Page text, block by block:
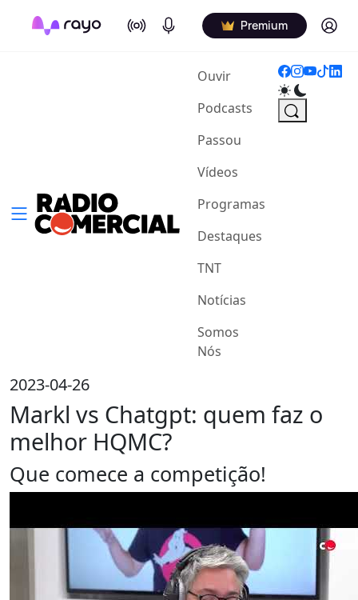
On Air Podcasts Premium Log in
Ouvir(current)
Podcasts
Passou
Vídeos
Programas
Destaques
TNT
Notícias
Somos
Nós
2023-04-26
Markl vs Chatgpt: quem faz o
melhor HQMC?
Que comece a competição!